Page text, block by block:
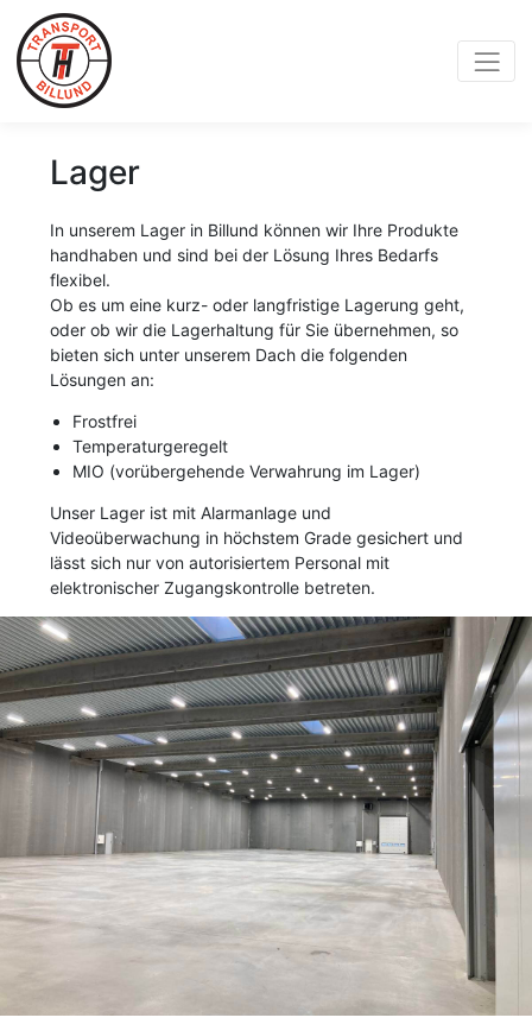
Lager
In unserem Lager in Billund können wir Ihre Produkte
handhaben und sind bei der Lösung Ihres Bedarfs
flexibel.
Ob es um eine kurz- oder langfristige Lagerung geht,
oder ob wir die Lagerhaltung für Sie übernehmen, so
bieten sich unter unserem Dach die folgenden
Lösungen an:
Frostfrei
Temperaturgeregelt
MIO (vorübergehende Verwahrung im Lager)
Unser Lager ist mit Alarmanlage und
Videoüberwachung in höchstem Grade gesichert und
lässt sich nur von autorisiertem Personal mit
elektronischer Zugangskontrolle betreten.